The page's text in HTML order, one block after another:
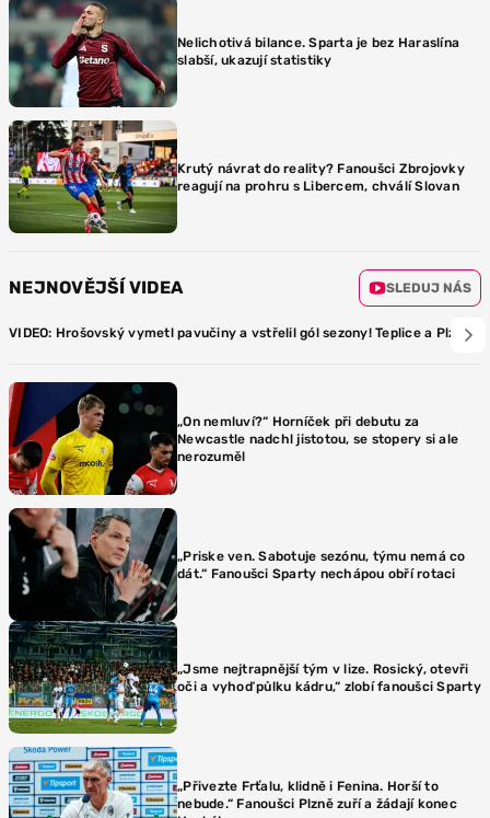
Nelichotivá bilance. Sparta je bez Haraslína
slabší, ukazují statistiky
Krutý návrat do reality? Fanoušci Zbrojovky
reagují na prohru s Libercem, chválí Slovan
NEJNOVĚJŠÍ VIDEA SLEDUJ NÁS
VIDEO: Hrošovský vymetl pavučiny a vstřelil gól sezony! Teplice a Plzeň
„On nemluví?“ Horníček při debutu za
Newcastle nadchl jistotou, se stopery si ale
nerozuměl
„Priske ven. Sabotuje sezónu, týmu nemá co
dát.“ Fanoušci Sparty nechápou obří rotaci
„Jsme nejtrapnější tým v lize. Rosický, otevři
oči a vyhoď půlku kádru,“ zlobí fanoušci Sparty
„Přivezte Frťalu, klidně i Fenina. Horší to
nebude.“ Fanoušci Plzně zuří a žádají konec